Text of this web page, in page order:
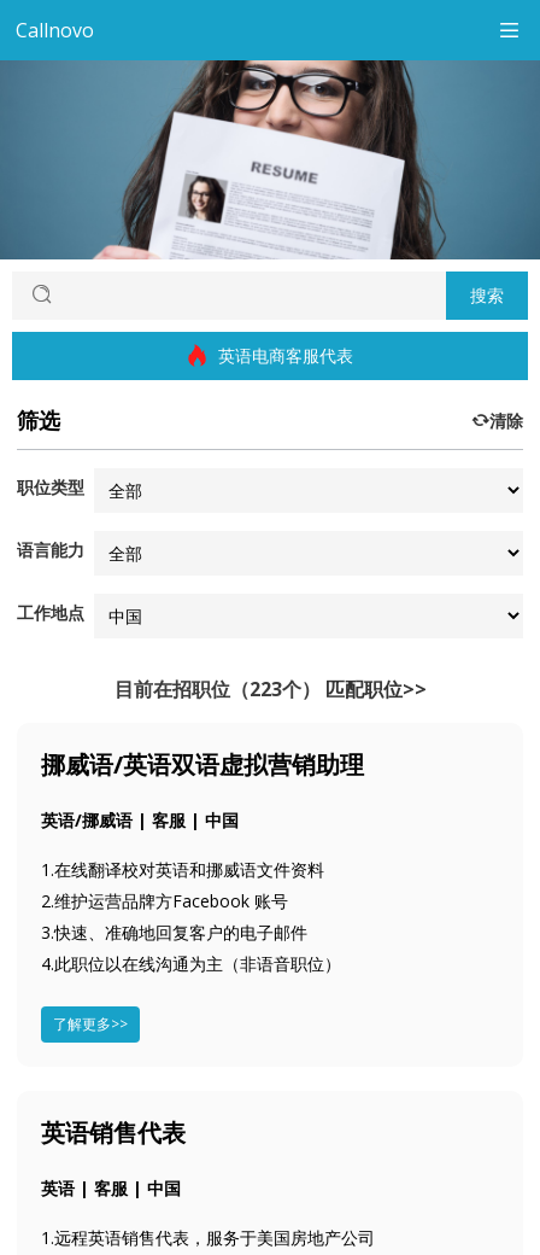
Callnovo
搜索
英语电商客服代表
筛选 清除
职位类型
语言能力
工作地点
目前在招职位（223个） 匹配职位>>
挪威语/英语双语虚拟营销助理
英语/挪威语 | 客服 | 中国
1.在线翻译校对英语和挪威语文件资料
2.维护运营品牌方Facebook 账号
3.快速、准确地回复客户的电子邮件
4.此职位以在线沟通为主（非语音职位）
了解更多>>
英语销售代表
英语 | 客服 | 中国
1.远程英语销售代表，服务于美国房地产公司